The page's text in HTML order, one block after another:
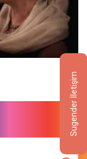
Sugender İletişim